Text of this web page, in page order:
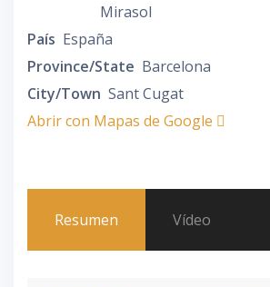
Mirasol
País España
Province/State Barcelona
City/Town Sant Cugat
Abrir con Mapas de Google
Resumen Vídeo